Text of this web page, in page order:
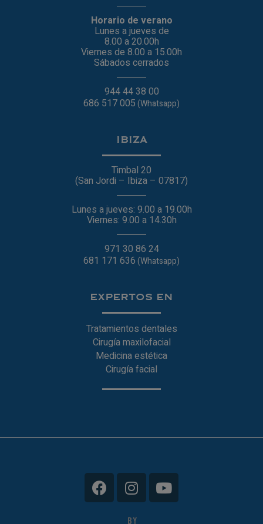
Horario de verano
Lunes a jueves de
8.00 a 20.00h
Viernes de 8.00 a 15.00h
Sábados cerrados
944 44 38 00
686 517 005(Whatsapp)
IBIZA
Timbal 20
(San Jordi – Ibiza – 07817)
Lunes a jueves: 9.00 a 19.00h
Viernes: 9.00 a 14.30h
971 30 86 24
681 171 636(Whatsapp)
EXPERTOS EN
Tratamientos dentales
Cirugía maxilofacial
Medicina estética
Cirugía facial